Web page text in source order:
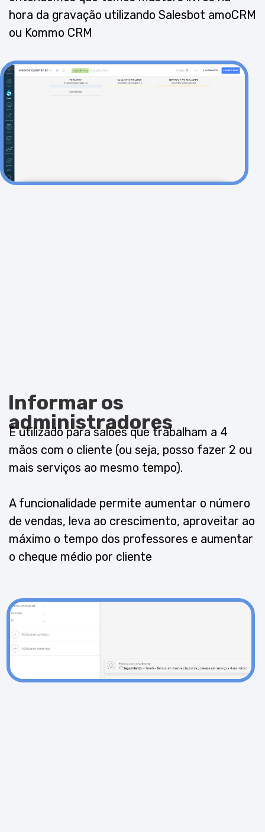
administradores
É utilizado para salões que trabalham a 4
mãos com o cliente (ou seja, posso fazer 2 ou
mais serviços ao mesmo tempo).
A funcionalidade permite aumentar o número
de vendas, leva ao crescimento, aproveitar ao
máximo o tempo dos professores e aumentar
o cheque médio por cliente
O bot configurado, e não o administrador,
cuidará do aquecimento inicial e do
processamento de clientes perdidos. É
possível configurar uma compra de serviços
totalmente automática
Sincronização com
Altegio